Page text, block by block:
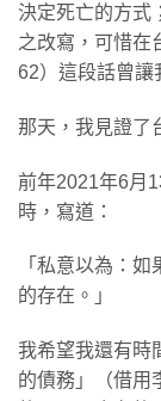
決定死亡的方式
之改寫，可惜在
62）這段話曾讓
那天，我見證了
前年2021年6月
時，寫道：
「私意以為：
的存在。」
我希望我還有時
的債務」（借用